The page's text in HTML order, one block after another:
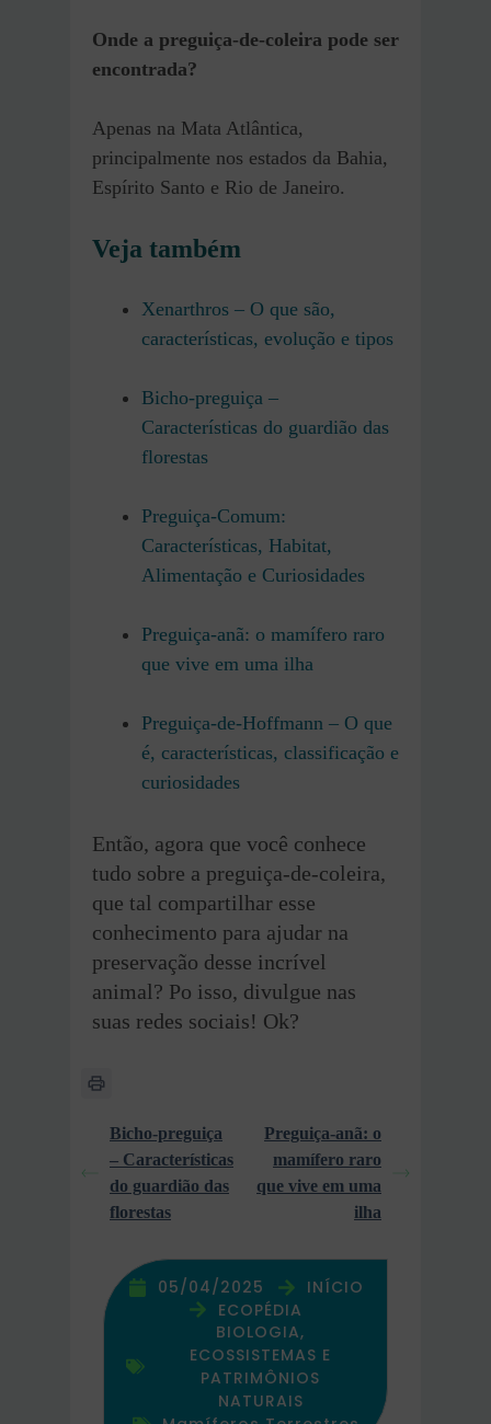
Onde a preguiça-de-coleira pode ser
encontrada?
Apenas na Mata Atlântica,
principalmente nos estados da Bahia,
Espírito Santo e Rio de Janeiro.
Veja também
Xenarthros – O que são,
características, evolução e tipos
Bicho-preguiça –
Características do guardião das
florestas
Preguiça-Comum:
Características, Habitat,
Alimentação e Curiosidades
Preguiça-anã: o mamífero raro
que vive em uma ilha
Preguiça-de-Hoffmann – O que
é, características, classificação e
curiosidades
Então, agora que você conhece
tudo sobre a preguiça-de-coleira,
que tal compartilhar esse
conhecimento para ajudar na
preservação desse incrível
animal? Po isso, divulgue nas
suas redes sociais! Ok?
Bicho-preguiça
– Características
do guardião das
florestas
Preguiça-anã: o
mamífero raro
que vive em uma
ilha
05/04/2025
INÍCIO
ECOPÉDIA
BIOLOGIA,
ECOSSISTEMAS E
PATRIMÔNIOS
NATURAIS